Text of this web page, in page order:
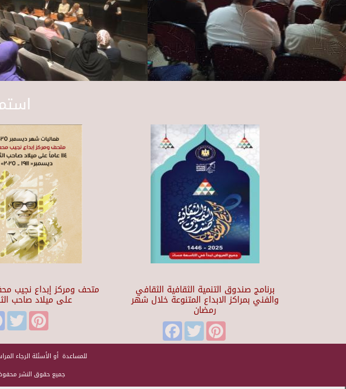
على ميلاد صاحب
FacebookTwitter
برنامج صندوق التنمية الثقافية الثقافي
والفني بمراكز الابداع المتنوعة خلال شهر
رمضان
FacebookTwitterPinterest
للمساعدة أو الأسئلة الرجاء
جميع حقوق النشر